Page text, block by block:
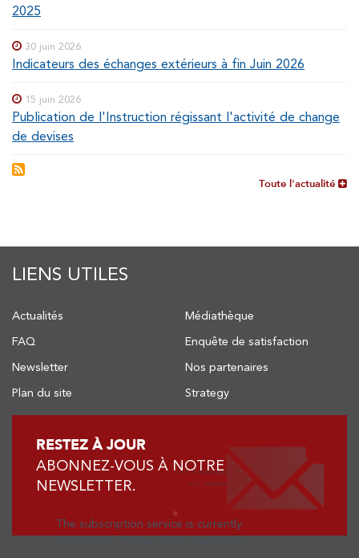
2025
30 juin 2026
Indicateurs des échanges extérieurs à fin Juin 2026
15 juin 2026
Publication de l'Instruction régissant l'activité de change
de devises
Toute l'actualité
LIENS UTILES
Actualités
FAQ
Newsletter
Plan du site
Médiathèque
Enquête de satisfaction
Nos partenaires
Strategy
RESTEZ À JOUR
ABONNEZ-VOUS À NOTRE
NEWSLETTER.
The subscription service is currently
unavailable. Please check again later.